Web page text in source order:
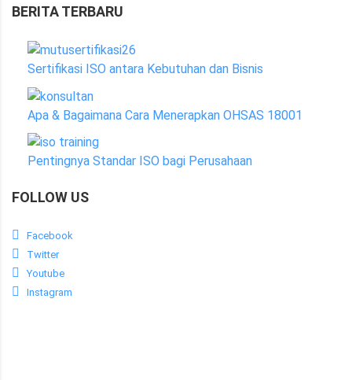
BERITA TERBARU
Sertifikasi ISO antara Kebutuhan dan Bisnis
Apa & Bagaimana Cara Menerapkan OHSAS 18001
Pentingnya Standar ISO bagi Perusahaan
FOLLOW US
Facebook
Twitter
Youtube
Instagram